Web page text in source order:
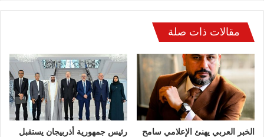
مقالات ذات صلة
​الخبر العربي يهنئ الإعلامي سامح
رئيس جمهورية أذربيجان يستقبل